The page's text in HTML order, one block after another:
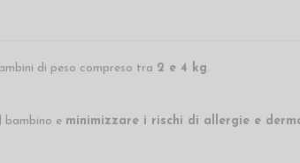
di peso compreso tra 2 e 4 kg.
bambino e minimizzare i rischi di allergie e